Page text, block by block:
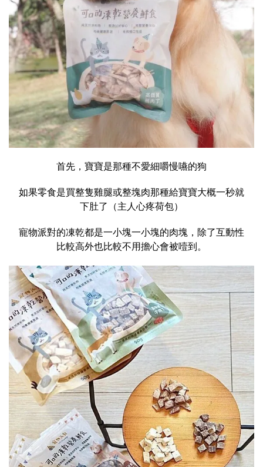
首先， 寶寶是那種不愛細嚼慢嚥的狗
如果零食是買整隻雞腿或整塊肉那種給寶寶大概一秒就
下肚了（主人心疼荷包）
寵物派對的凍乾都是一小塊一小塊的肉塊，除了互動性
比較高外也比較不用擔心會被噎到。